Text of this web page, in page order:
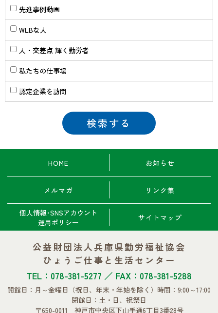
先進事例動画
WLBな人
人・交差点 輝く勤労者
私たちの仕事場
認定企業を訪問
HOME お知らせ
メルマガ リンク集
個人情報･SNSアカウント
運用ポリシー
サイトマップ
公益財団法人兵庫県勤労福祉協会
ひょうご仕事と生活センター
TEL：078-381-5277 ／ FAX：078-381-5288
開館日：月～金曜日 （祝日、年末・年始を除く） 時間：9:00～17:00
閉館日：土・日、祝祭日
〒650-0011 神戸市中央区下山手通6丁目3番28号